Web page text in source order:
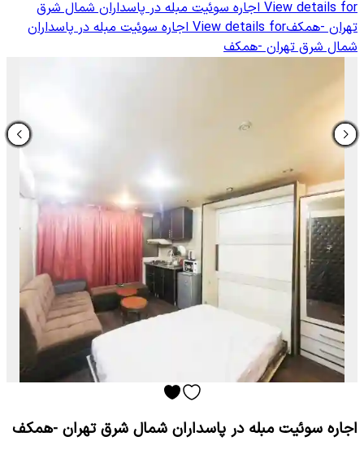
View details for اجاره سوئیت مبله در پاسداران شمال شرق
تهران -همکفView details for اجاره سوئیت مبله در پاسداران
شمال شرق تهران -همکف
اجاره سوئیت مبله در پاسداران شمال شرق تهران -همکف